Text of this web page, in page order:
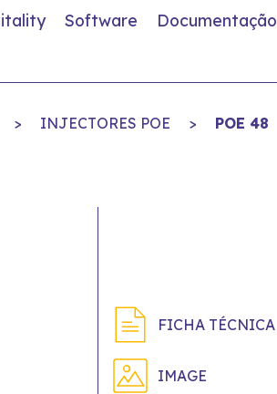
Software Documentação
> INJECTORES POE > POE 48
FICHA TÉCNICA
IMAGE